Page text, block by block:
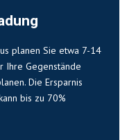
planen Sie etwa 7-14
Ihre Gegenstände
Die Ersparnis
bis zu 70%